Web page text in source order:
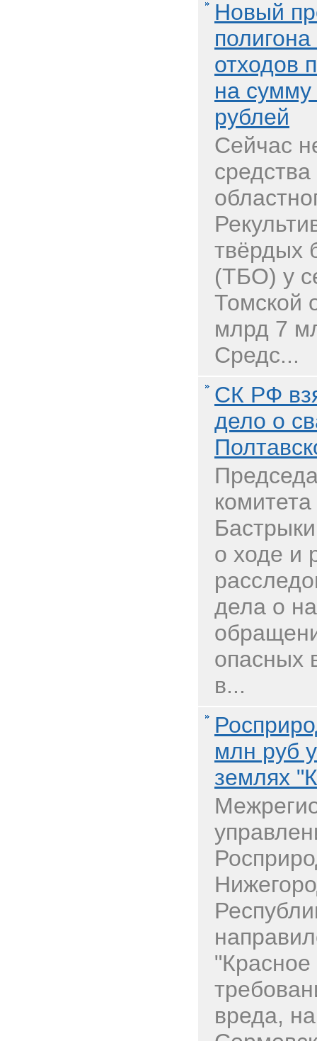
Новый
отходов
на
рублей
Сейчас
твёрдых
(ТБО) у
Томской
млрд 7
Средс...
СК РФ
дело о
о ходе и
дела о
опасных
в...
млн руб
землях
вреда,